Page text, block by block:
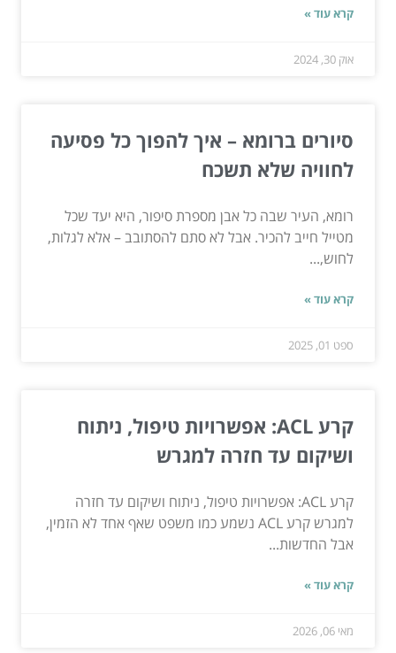
קרא עוד »
אוק 30, 2024
סיורים ברומא – איך להפוך כל פסיעה
לחוויה שלא תשכח
רומא, העיר שבה כל אבן מספרת סיפור, היא יעד שכל
מטייל חייב להכיר. אבל לא סתם להסתובב – אלא לגלות,
לחוש,...
קרא עוד »
ספט 01, 2025
קרע ACL: אפשרויות טיפול, ניתוח
ושיקום עד חזרה למגרש
קרע ACL: אפשרויות טיפול, ניתוח ושיקום עד חזרה
למגרש קרע ACL נשמע כמו משפט שאף אחד לא הזמין,
אבל החדשות...
קרא עוד »
מאי 06, 2026